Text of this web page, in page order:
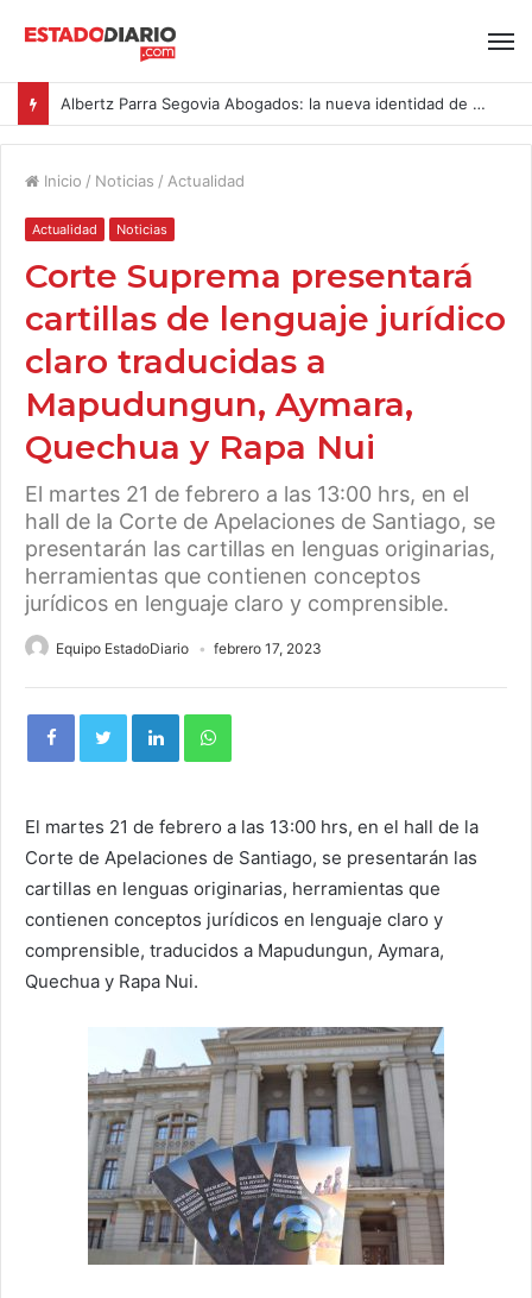
Albertz Parra Segovia Abogados: la nueva identidad de Segovia Consulting
Inicio / Noticias / Actualidad
Actualidad Noticias
Corte Suprema presentará
cartillas de lenguaje jurídico
claro traducidas a
Mapudungun, Aymara,
Quechua y Rapa Nui
El martes 21 de febrero a las 13:00 hrs, en el
hall de la Corte de Apelaciones de Santiago, se
presentarán las cartillas en lenguas originarias,
herramientas que contienen conceptos
jurídicos en lenguaje claro y comprensible.
Equipo EstadoDiario febrero 17, 2023
El martes 21 de febrero a las 13:00 hrs, en el hall de la
Corte de Apelaciones de Santiago, se presentarán las
cartillas en lenguas originarias, herramientas que
contienen conceptos jurídicos en lenguaje claro y
comprensible, traducidos a Mapudungun, Aymara,
Quechua y Rapa Nui.